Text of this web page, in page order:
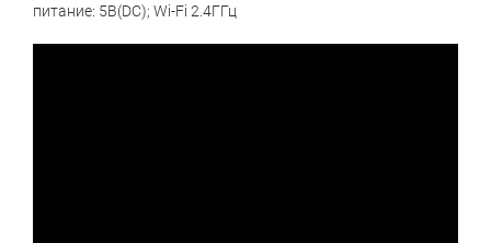
питание: 5В(DC); Wi-Fi 2.4ГГц